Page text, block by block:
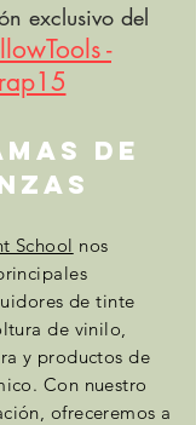
exclusivo del
-
DE
School nos
de tinte
de vinilo,
y productos de
Con nuestro
ofreceremos a